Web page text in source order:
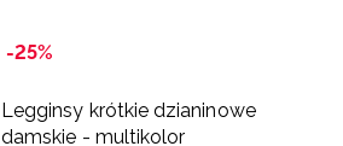
-25%
Legginsy krótkie dzianinowe
damskie - multikolor